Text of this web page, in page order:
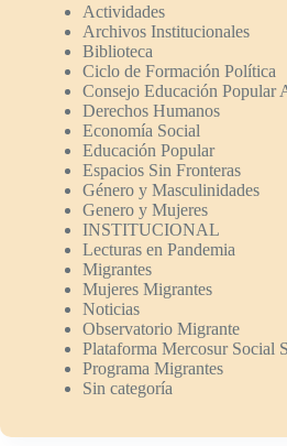
Actividades
Archivos Institucionales
Biblioteca
Ciclo de Formación Política
Consejo Educación Popular
Derechos Humanos
Economía Social
Educación Popular
Espacios Sin Fronteras
Género y Masculinidades
Genero y Mujeres
INSTITUCIONAL
Lecturas en Pandemia
Migrantes
Mujeres Migrantes
Noticias
Observatorio Migrante
Plataforma Mercosur Social
Programa Migrantes
Sin categoría